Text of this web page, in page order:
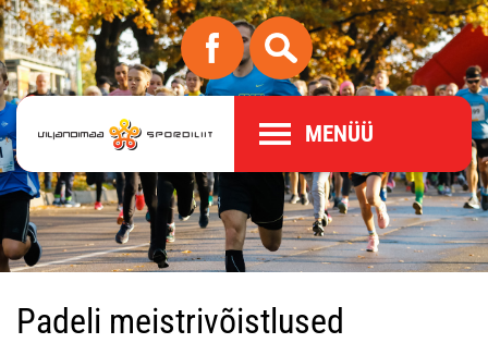
MENÜÜ
Padeli meistrivõistlused